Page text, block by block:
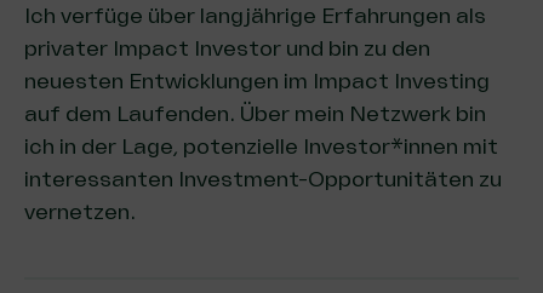
Ich verfüge über langjährige Erfahrungen als
privater Impact Investor und bin zu den
neuesten Entwicklungen im Impact Investing
auf dem Laufenden. Über mein Netzwerk bin
ich in der Lage, potenzielle Investor*innen mit
interessanten Investment-Opportunitäten zu
vernetzen.